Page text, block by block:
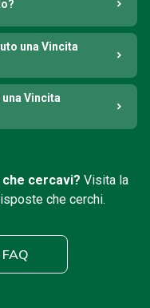
una Vincita
Vincita
cercavi? Visita la
che cerchi.